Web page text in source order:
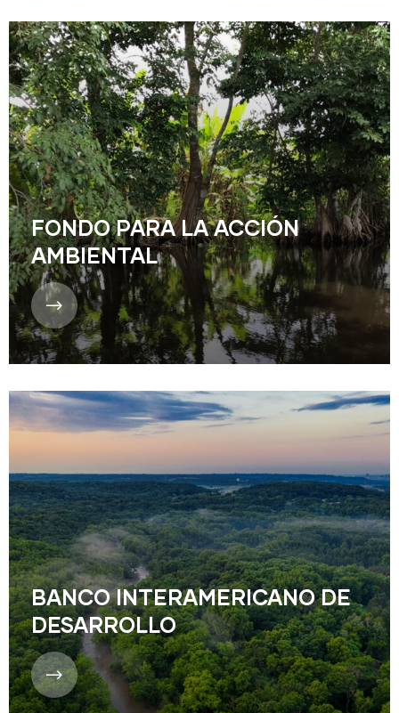
FONDO PARA LA ACCIÓN
AMBIENTAL
BANCO INTERAMERICANO DE
DESARROLLO